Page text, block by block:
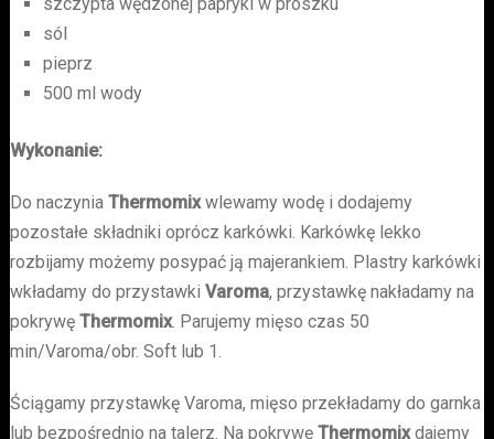
sól
pieprz
500 ml wody
Wykonanie:
Do naczynia Thermomixwlewamy wodę i dodajemy
pozostałe składniki oprócz karkówki. Karkówkę lekko
rozbijamy możemy posypać ją majerankiem. Plastry karkówki
wkładamy do przystawki Varoma, przystawkę nakładamy na
pokrywęThermomix. Parujemy mięso czas 50
min/Varoma/obr. Soft lub 1.
Ściągamy przystawkę Varoma, mięso przekładamy do garnka
lub bezpośrednio na talerz. Na pokrywę Thermomixdajemy